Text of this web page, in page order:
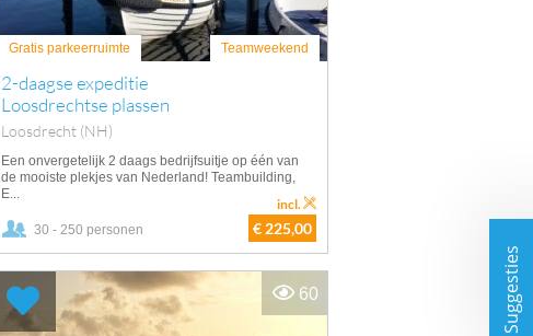
Gratis parkeerruimte Teamweekend
2-daagse expeditie
Loosdrechtse plassen
Loosdrecht (NH)
Een onvergetelijk 2 daags bedrijfsuitje op één van
de mooiste plekjes van Nederland! Teambuilding,
E...
30 - 250 personen € 225,00
incl.
60 Suggesties